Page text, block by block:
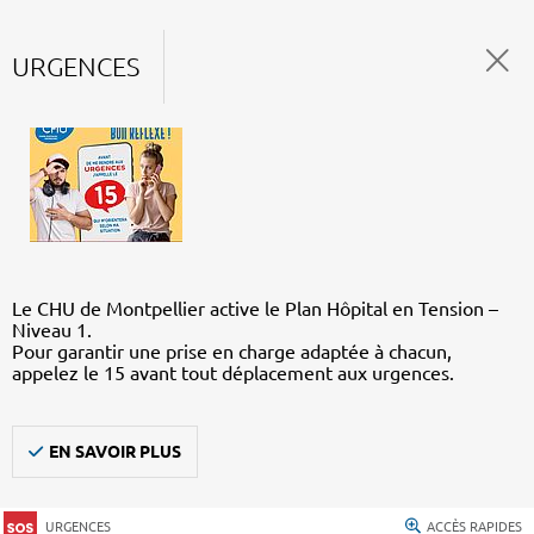
URGENCES
Le CHU de Montpellier active le Plan Hôpital en Tension –
Niveau 1.
Pour garantir une prise en charge adaptée à chacun,
appelez le 15 avant tout déplacement aux urgences.
EN SAVOIR PLUS
URGENCES ACCÈS RAPIDES